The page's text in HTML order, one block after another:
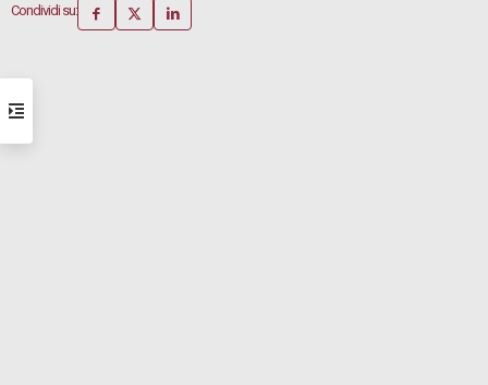
Condividi su: